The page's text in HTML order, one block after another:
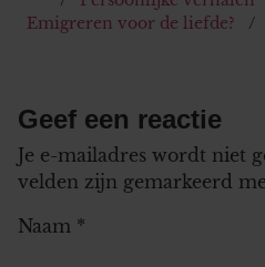
Emigreren voor de liefde?
Geef een reactie
Je e-mailadres wordt niet
velden zijn gemarkeerd
Naam *